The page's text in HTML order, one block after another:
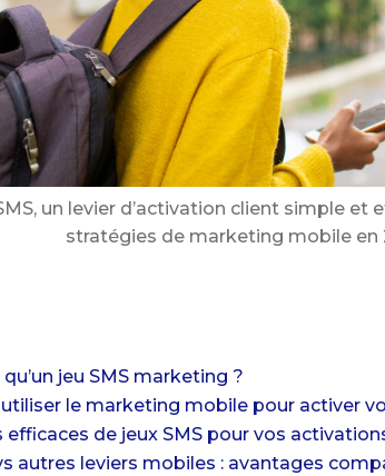
un levier d’activation client simple et
stratégies de marketing mobile en
qu’un jeu SMS marketing ?
le marketing mobile pour activer
de jeux SMS pour vos
autres leviers mobiles : avantages